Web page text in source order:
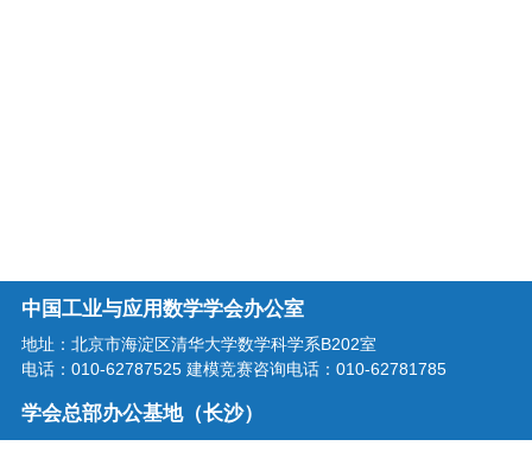
中国工业与应用数学学会办公室
地址：北京市海淀区清华大学数学科学系B202室
电话：010-62787525 建模竞赛咨询电话：010-62781785
学会总部办公基地（长沙）